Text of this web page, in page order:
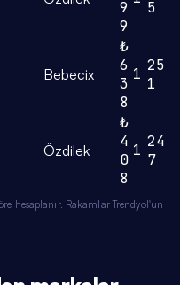
9
9
5
Bebecix
₺
6
3
8
1 25
1
Özdilek
₺
4
0
8
1 24
7
hesaplanır. Rakamlar Trendyol'un